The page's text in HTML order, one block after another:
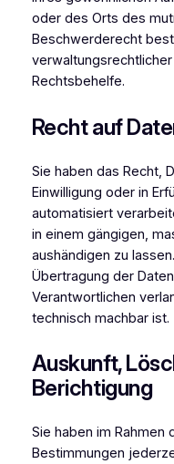
oder des Orts des
Beschwerderecht
Rechtsbehelfe.
Recht auf
Sie haben das Recht,
Einwilligung oder in
automatisiert
in einem gängigen,
aushändigen zu
Übertragung der
Verantwortlichen
technisch machbar ist.
Auskunft,
Berichtigung
Sie haben im
Bestimmungen